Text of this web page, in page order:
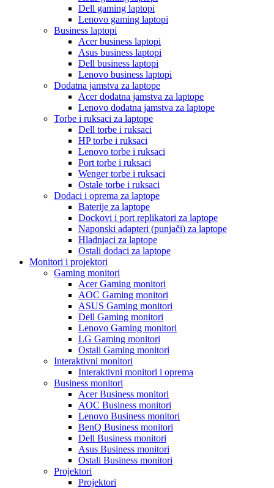
Dell gaming laptopi
Lenovo gaming laptopi
Business laptopi
Acer business laptopi
Asus business laptopi
Dell business laptopi
Lenovo business laptopi
Dodatna jamstva za laptope
Acer dodatna jamstva za laptope
Lenovo dodatna jamstva za laptope
Torbe i ruksaci za laptope
Dell torbe i ruksaci
HP torbe i ruksaci
Lenovo torbe i ruksaci
Port torbe i ruksaci
Wenger torbe i ruksaci
Ostale torbe i ruksaci
Dodaci i oprema za laptope
Baterije za laptope
Dockovi i port replikatori za laptope
Naponski adapteri (punjači) za laptope
Hladnjaci za laptope
Ostali dodaci za laptope
Monitori i projektori
Gaming monitori
Acer Gaming monitori
AOC Gaming monitori
ASUS Gaming monitori
Dell Gaming monitori
Lenovo Gaming monitori
LG Gaming monitori
Ostali Gaming monitori
Interaktivni monitori
Interaktivni monitori i oprema
Business monitori
Acer Business monitori
AOC Business monitori
Lenovo Business monitori
BenQ Business monitori
Dell Business monitori
Asus Business monitori
Ostali Business monitori
Projektori
Projektori